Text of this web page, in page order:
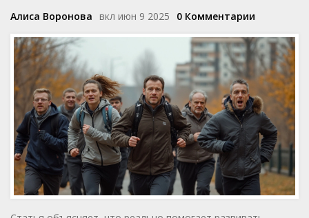
Алиса Воронова вкл июн 9 2025 0 Комментарии